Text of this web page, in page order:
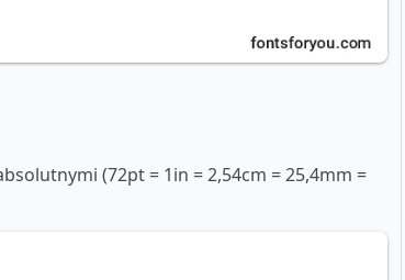
(72pt = 1in = 2,54cm = 25,4mm =